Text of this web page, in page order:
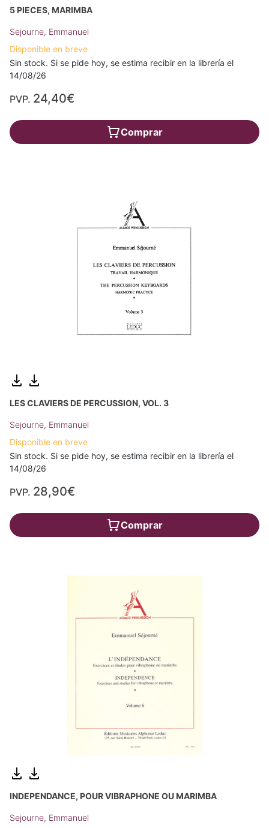
5 PIECES, MARIMBA
Sejourne, Emmanuel
Disponible en breve
Sin stock. Si se pide hoy, se estima recibir en la librería el
14/08/26
PVP. 24,40€
Comprar
LES CLAVIERS DE PERCUSSION, VOL. 3
Sejourne, Emmanuel
Disponible en breve
Sin stock. Si se pide hoy, se estima recibir en la librería el
14/08/26
PVP. 28,90€
Comprar
INDEPENDANCE, POUR VIBRAPHONE OU MARIMBA
Sejourne, Emmanuel